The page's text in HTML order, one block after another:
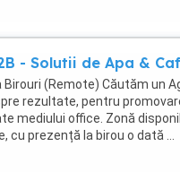
- Solutii de Apa &
Birouri (Remote) Căutăm un
rezultate, pentru
mediului office. Zonă
cu prezență la birou o dată ...